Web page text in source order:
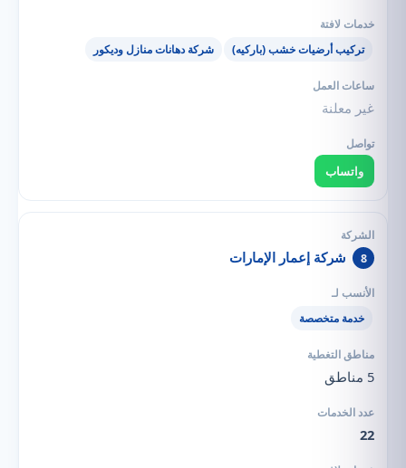
تركيب أرضيات خشب (باركيه) شركة دهانات منازل وديكور
غير معلنة
واتساب
8 شركة إعمار الإمارات
خدمة متخصصة
5 مناطق
22